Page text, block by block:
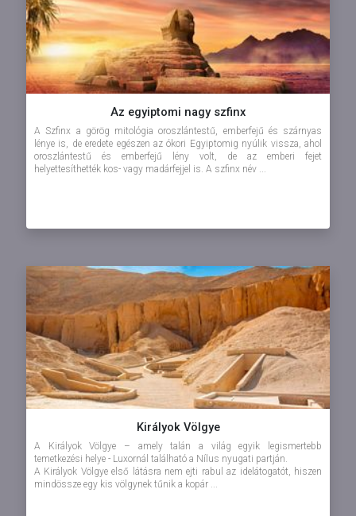
Az egyiptomi nagy szfinx
A Szfinx a görög mitológia oroszlántestű, emberfejű és szárnyas
lénye is, de eredete egészen az ókori Egyiptomig nyúlik vissza, ahol
oroszlántestű és emberfejű lény volt, de az emberi fejet
helyettesíthették kos- vagy madárfejjel is. A szfinx név ...
Királyok Völgye
A Királyok Völgye – amely talán a világ egyik legismertebb
temetkezési helye - Luxornál található a Nílus nyugati partján.
A Királyok Völgye első látásra nem ejti rabul az idelátogatót, hiszen
mindössze egy kis völgynek tűnik a kopár ...